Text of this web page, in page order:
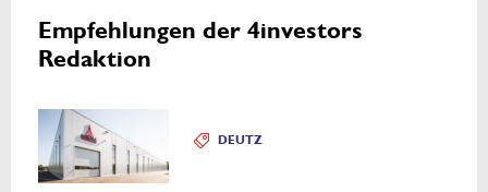
Empfehlungen der 4investors
Redaktion
DEUTZ